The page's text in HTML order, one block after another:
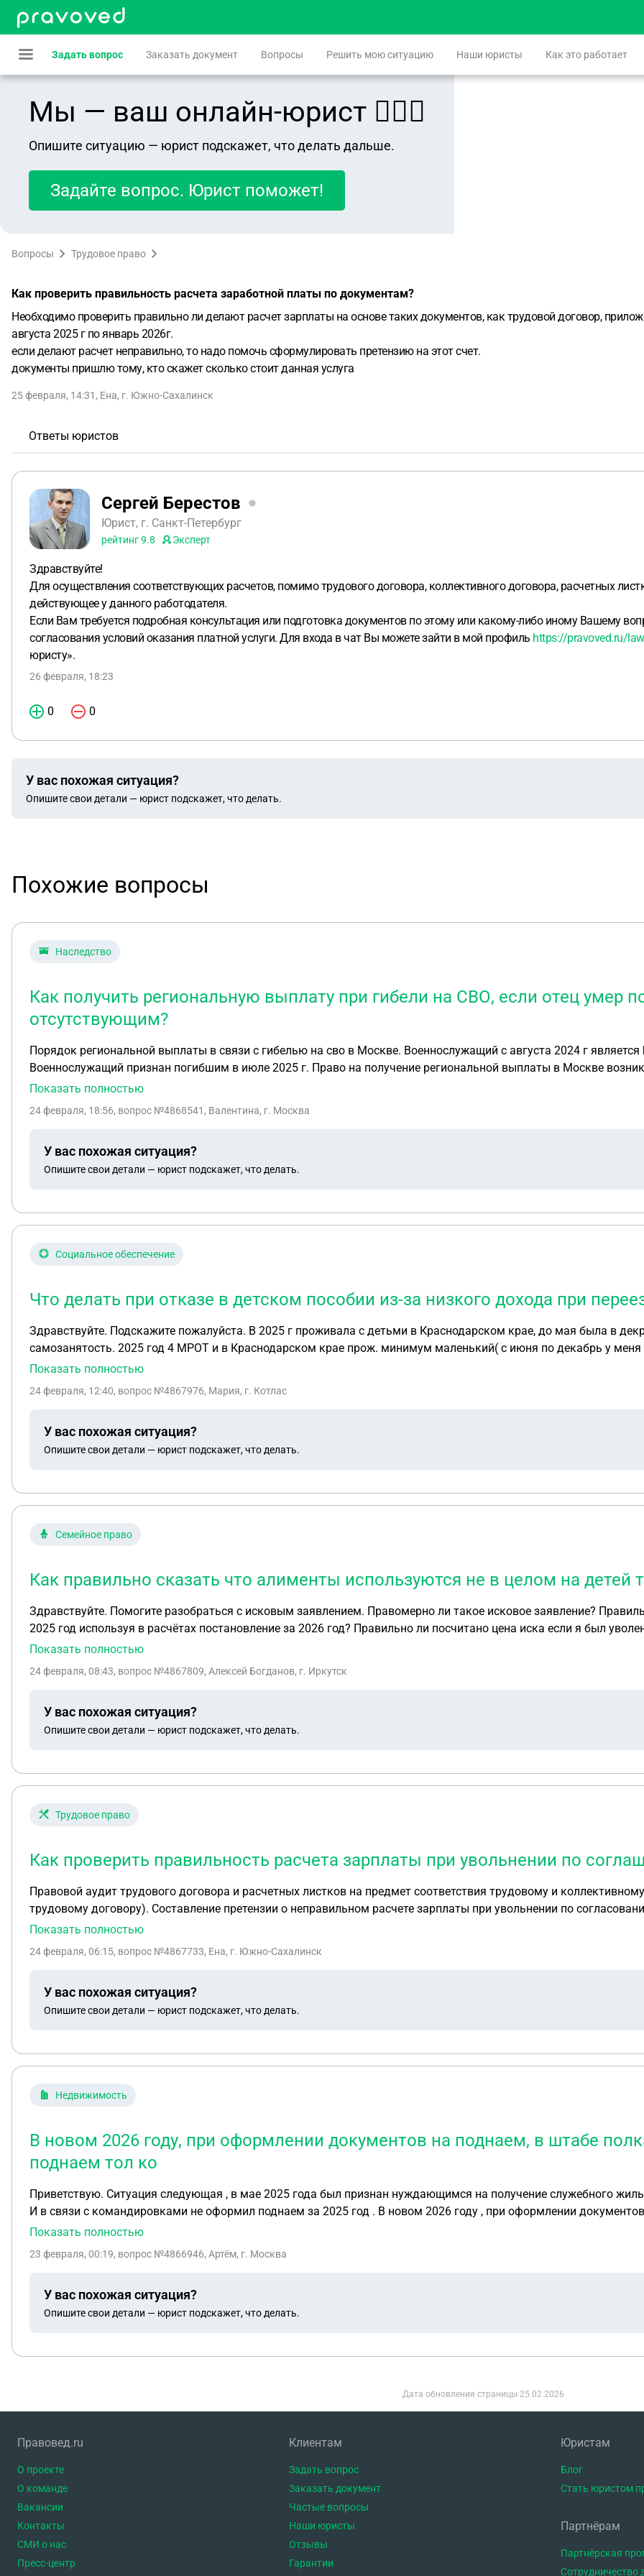
Задать вопрос Заказать документ Вопросы Решить мою ситуацию Наши юристы Как это работает
Мы — ваш онлайн-юрист 👨🏻‍⚖️
Опишите ситуацию — юрист подскажет, что делать дальше.
Задайте вопрос. Юрист поможет!
Вопросы Трудовое право
Как проверить правильность расчета заработной платы по документам?
Необходимо проверить правильно ли делают расчет зарплаты на основе таких документов, как трудовой договор,
августа 2025 г по январь 2026г.
если делают расчет неправильно, то надо помочь сформулировать претензию на этот счет.
документы пришлю тому, кто скажет сколько стоит данная услуга
25 февраля, 14:31 , Ена, г. Южно-Сахалинск
Ответы юристов
Сергей Берестов
Юрист, г. Санкт-Петербург
рейтинг9.8 Эксперт
Здравствуйте!
Для осуществления соответствующих расчетов, помимо трудового договора, коллективного договора, расчетных
действующее у данного работодателя.
Если Вам требуется подробная консультация или подготовка документов по этому или какому-либо иному Вашему
согласования условий оказания платной услуги. Для входа в чат Вы можете зайти в мой профиль https://pravoved.ru/
юристу».
26 февраля, 18:23
0 0
У вас похожая ситуация?
Опишите свои детали — юрист подскажет, что делать.
Похожие вопросы
Наследство
Как получить региональную выплату при гибели на СВО, если отец умер
отсутствующим?
Порядок региональной выплаты в связи с гибелью на сво в Москве. Военнослужащий с августа 2024 г является
Военнослужащий признан погибшим в июле 2025 г. Право на получение региональной выплаты в Москве
Показать полностью
24 февраля, 18:56, вопрос №4868541, Валентина, г. Москва
У вас похожая ситуация?
Опишите свои детали — юрист подскажет, что делать.
Социальное обеспечение
Что делать при отказе в детском пособии из-за низкого дохода при
Здравствуйте. Подскажите пожалуйста. В 2025 г проживала с детьми в Краснодарском крае, до мая была в
самозанятость. 2025 год 4 МРОТ и в Краснодарском крае прож. минимум маленький( с июня по декабрь у меня вышло 99500т. Р). В январе 2026 подала на
пособия одобрили по 100%. Так же получилось что в конце января переезжаем жить в Архангельск, перепадаю
Показать полностью
24 февраля, 12:40, вопрос №4867976, Мария, г. Котлас
У вас похожая ситуация?
Опишите свои детали — юрист подскажет, что делать.
Семейное право
Как правильно сказать что алименты используются не в целом на детей т
Здравствуйте. Помогите разобраться с исковым заявлением. Правомерно ли такое исковое заявление? Правильно ли посчитано обязательство на выплаты за
2025 год используя в расчётах постановление за 2026 год? Правильно ли посчитано цена иска если я был
таблице не правильно указаны проценты по удержания? Правильно ли подсчитана гос. пошлина? Как
назначит выплату алиментов в твёрдой сумме чтобы половина была на счету у ребёнка?
Показать полностью
24 февраля, 08:43, вопрос №4867809, Алексей Богданов, г. Иркутск
У вас похожая ситуация?
Опишите свои детали — юрист подскажет, что делать.
Трудовое право
Как проверить правильность расчета зарплаты при увольнении по
Правовой аудит трудового договора и расчетных листков на предмет соответствия трудовому и
трудовому договору). Составление претензии о неправильном расчете зарплаты при увольнении по согласованию сторон. Данный вопрос будет
документы к данной проблеме пришлю через личный чат
Показать полностью
24 февраля, 06:15, вопрос №4867733, Ена, г. Южно-Сахалинск
У вас похожая ситуация?
Опишите свои детали — юрист подскажет, что делать.
Недвижимость
В новом 2026 году, при оформлении документов на поднаем, в штабе
поднаем тол ко
Приветствую. Ситуация следующая , в мае 2025 года был признан нуждающимся на получение служебного
И в связи с командировками не оформил поднаем за 2025 год . В новом 2026 году , при оформлении
оформит поднаем тол ко с 1 января 2026 года , и перерасчёта за 2025 год не будет , по причине указания
Показать полностью
23 февраля, 00:19, вопрос №4866946, Артём, г. Москва
У вас похожая ситуация?
Опишите свои детали — юрист подскажет, что делать.
Дата обновления страницы 25.02.2026
Правовед.ru
О проекте
О команде
Вакансии
Контакты
СМИ о нас
Пресс-центр
Клиентам
Задать вопрос
Заказать документ
Частые вопросы
Наши юристы
Отзывы
Гарантии
Юристам
Блог
Стать юристом
Партнёрам
Партнёрская
Сотрудничество